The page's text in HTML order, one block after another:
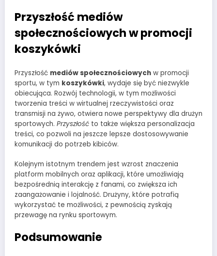
Przyszłość mediów
społecznościowych w promocji
koszykówki
Przyszłość mediów społecznościowych w promocji
sportu, w tym koszykówki, wydaje się być niezwykle
obiecująca. Rozwój technologii, w tym możliwości
tworzenia treści w wirtualnej rzeczywistości oraz
transmisji na żywo, otwiera nowe perspektywy dla drużyn
sportowych. Przyszłość to także większa personalizacja
treści, co pozwoli na jeszcze lepsze dostosowywanie
komunikacji do potrzeb kibiców.
Kolejnym istotnym trendem jest wzrost znaczenia
platform mobilnych oraz aplikacji, które umożliwiają
bezpośrednią interakcję z fanami, co zwiększa ich
zaangażowanie i lojalność. Drużyny, które potrafią
wykorzystać te możliwości, z pewnością zyskają
przewagę na rynku sportowym.
Podsumowanie